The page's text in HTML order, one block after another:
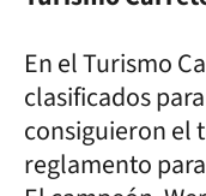
En el Turismo
clasificados
consiguieron el
reglamento